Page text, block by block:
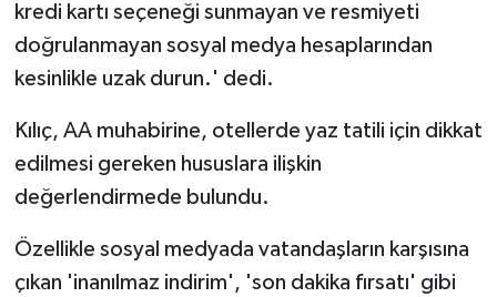
kredi kartı seçeneği sunmayan ve resmiyeti
doğrulanmayan sosyal medya hesaplarından
kesinlikle uzak durun.' dedi.
Kılıç, AA muhabirine, otellerde yaz tatili için dikkat
edilmesi gereken hususlara ilişkin
değerlendirmede bulundu.
Özellikle sosyal medyada vatandaşların karşısına
çıkan 'inanılmaz indirim', 'son dakika fırsatı' gibi